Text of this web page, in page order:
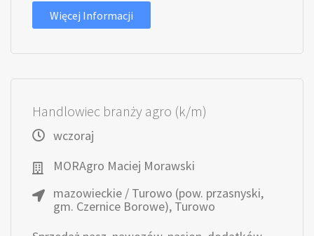
Więcej Informacji
Handlowiec branży agro (k/m)
wczoraj
MORAgro Maciej Morawski
mazowieckie / Turowo (pow. przasnyski,
gm. Czernice Borowe), Turowo